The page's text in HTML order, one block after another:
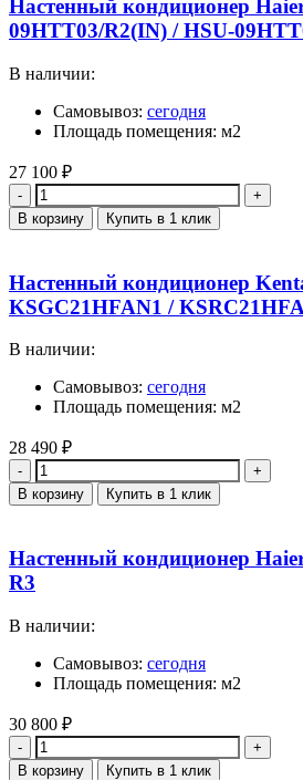
Настенный кондиционер
09HTT03/R2(IN) / HSU-
В наличии:
Самовывоз: сегодня
Площадь помещения: м2
27 100 ₽
Количество
В корзину Купить в 1 клик
Настенный кондиционер
KSGC21HFAN1 /
В наличии:
Самовывоз: сегодня
Площадь помещения: м2
28 490 ₽
Количество
В корзину Купить в 1 клик
Настенный кондиционер
R3
В наличии:
Самовывоз: сегодня
Площадь помещения: м2
30 800 ₽
Количество
В корзину Купить в 1 клик